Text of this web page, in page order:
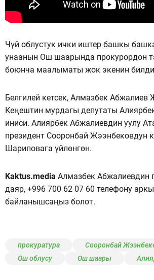
Чүй облустук ички иштер башкы
унаанын Ош шаарында прокурордон
боюнча маалыматы жок экенин
Белгилей кетсек, Алмазбек Абжалиев
Кеңештин мурдагы депутаты
иниси. Алиярбек Абжалиевдин уулу
президент Сооронбай Жээнбековдун
Шариповага үйлөнгөн.
Kaktus.media Алмазбек Абжалиевдин
даяр, +996 700 62 07 60 телефону
байланышсаңыз болот.
прокуратура
Сооронбай
Ош облусу
Ош шаары